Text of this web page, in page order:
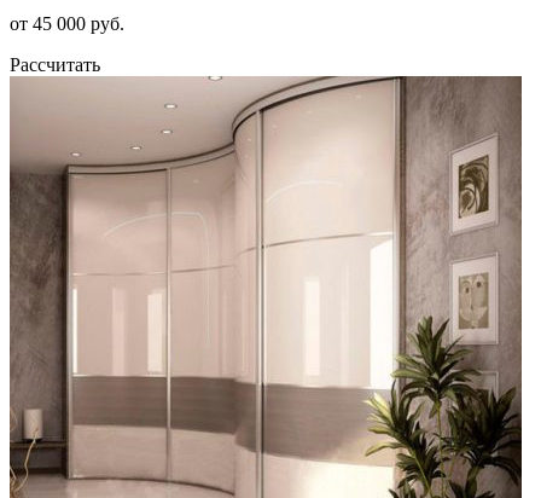
от 45 000 руб.
Рассчитать